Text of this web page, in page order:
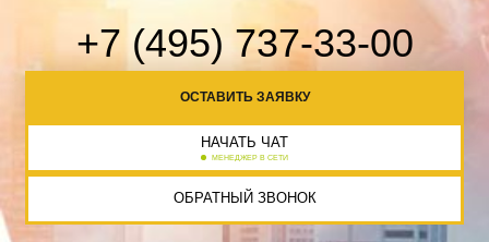
+7 (495) 737-33-00
ОСТАВИТЬ ЗАЯВКУ
НАЧАТЬ ЧАТ
МЕНЕДЖЕР В СЕТИ
ОБРАТНЫЙ ЗВОНОК